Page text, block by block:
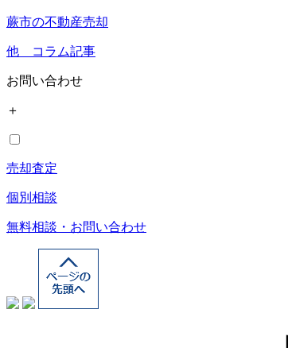
蕨市の不動産売却
他 コラム記事
お問い合わせ
＋
売却査定
個別相談
無料相談・お問い合わせ